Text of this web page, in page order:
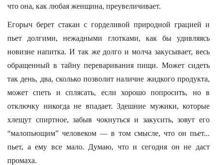
что она, как любая женщина, преувеличивает.
Егорыч берет стакан с горделивой природной грацией и
пьет долгими, нежадными глотками, как бы удивляясь
новизне напитка. И так же долго и молча закусывает, весь
обращенный в тайну переваривания пищи. Может сидеть
так день, два, сколько позволит наличие жидкого продукта,
может спеть и сплясать, если хорошо попросить, но в
отключку никогда не впадает. Здешние мужики, которые
хлещут спиртное, забыв чокнуться и закусить, зовут его
“малопьющим” человеком — в том смысле, что он пьет...
пьет, а ему все мало. Думаю, что и сегодня он не даст
промаха.